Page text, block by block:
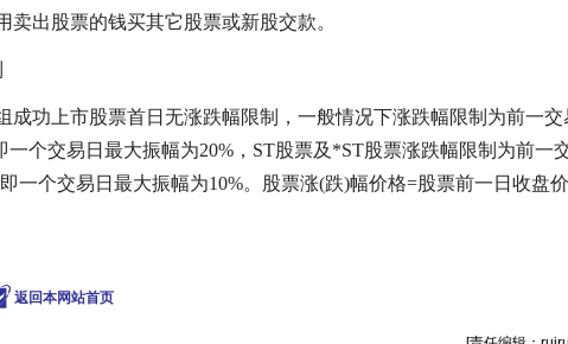
卖出股票的钱买其它股票或新股交款。
成功上市股票首日无涨跌幅限制，一般情况下涨跌幅限制为前一交
一个交易日最大振幅为20%，ST股票及*ST股票涨跌幅限制为前一
一个交易日最大振幅为10%。股票涨(跌)幅价格=股票前一日收盘
返回本网站首页